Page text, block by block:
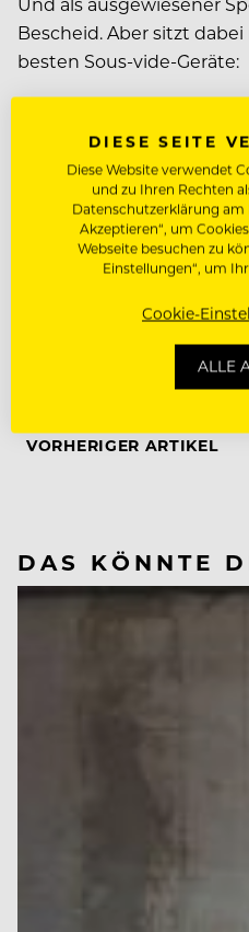
Bescheid. Aber sitzt
besten Sous-vide-Geräte:
www.hutterer.cc
VORHERIGER ARTIKEL
DAS KÖNNTE
DIESE SEITE
Diese Website verwendet
und zu Ihren Rechten
Datenschutzerklärung am
Akzeptieren“, um
Webseite besuchen zu
Einstellungen“, um
Cookie-
ALLE